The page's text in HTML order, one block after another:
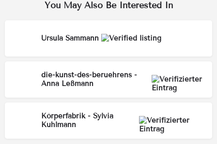
You May Also Be Interested In
Ursula Sammann
die-kunst-des-beruehrens -
Anna Leßmann
Körperfabrik - Sylvia
Kuhlmann